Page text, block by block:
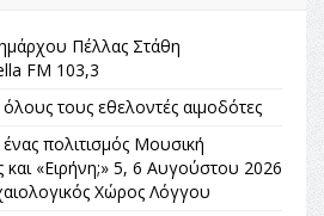
Πέλλας Στάθη
FM 103,3
τους εθελοντές αιμοδότες
πολιτισμός Μουσική
«Ειρήνη;» 5, 6 Αυγούστου 2026
Χώρος Λόγγου